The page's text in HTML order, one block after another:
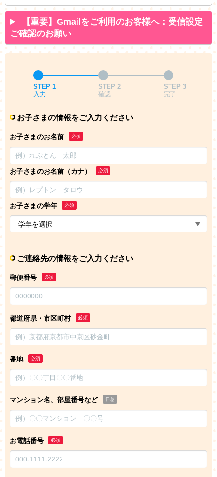
【重要】Gmailをご利用のお客様へ：受信設定
ご確認のお願い
STEP 1
入力
STEP 2
確認
STEP 3
完了
お子さまの情報をご入力ください
お子さまのお名前 必須
お子さまのお名前（カナ） 必須
お子さまの学年 必須
ご連絡先の情報をご入力ください
郵便番号 必須
都道府県・市区町村 必須
番地 必須
マンション名、部屋番号など 任意
お電話番号 必須